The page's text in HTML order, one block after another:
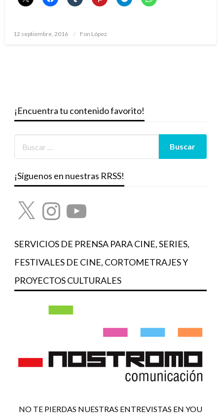
Publicado
12 septiembre, 2016 Fon López
¡Encuentra tu contenido favorito!
¡Síguenos en nuestras RRSS!
X InstagramYouTube
SERVICIOS DE PRENSA PARA CINE, SERIES,
FESTIVALES DE CINE, CORTOMETRAJES Y
PROYECTOS CULTURALES
NO TE PIERDAS NUESTRAS ENTREVISTAS EN YOU